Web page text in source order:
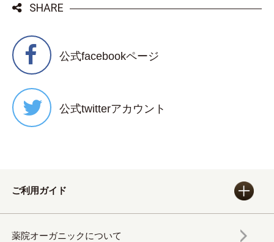
SHARE
公式facebookページ
公式twitterアカウント
ご利用ガイド
薬院オーガニックについて